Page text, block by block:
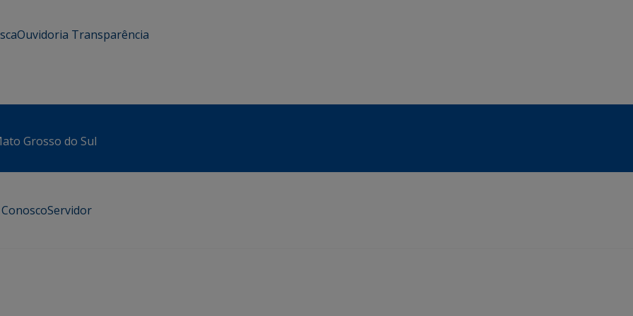
Ouvidoria Transparência
Grosso do Sul
Servidor